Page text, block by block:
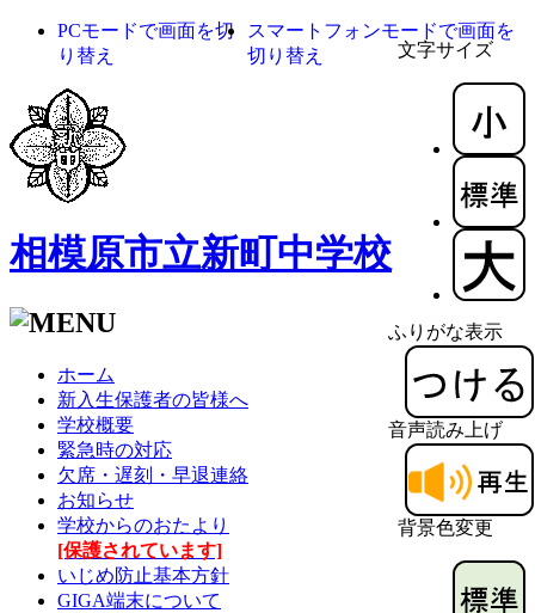
文字サイズ
ふりがな表示
音声読み上げ
背景色変更
PCモードで画面を切
り替え
スマートフォンモードで画面を
切り替え
相模原市立新町中学校
ホーム
新入生保護者の皆様へ
学校概要
緊急時の対応
欠席・遅刻・早退連絡
お知らせ
学校からのおたより
[保護されています]
いじめ防止基本方針
GIGA端末について